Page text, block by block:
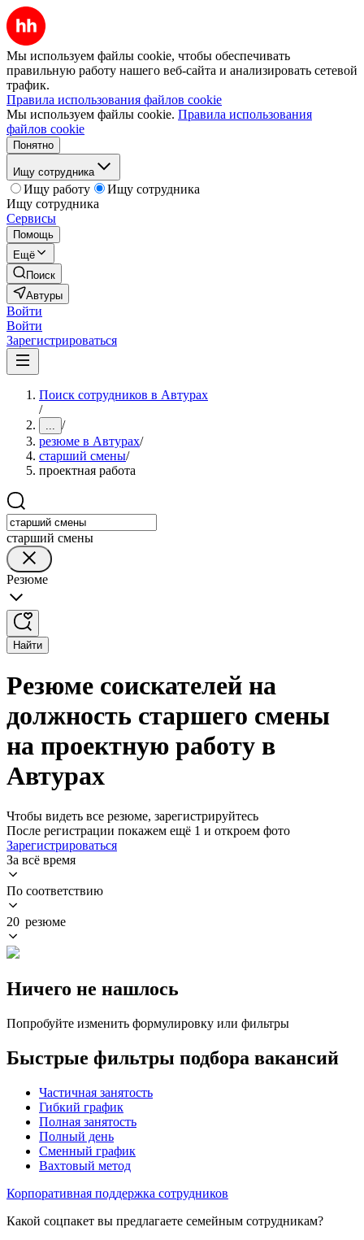
Мы используем файлы cookie, чтобы обеспечивать
правильную работу нашего веб-сайта и анализировать сетевой
трафик.
Правила использования файлов cookie
Мы используем файлы cookie. Правила использования
файлов cookie
Понятно
Ищу сотрудника
Ищу работу
Ищу сотрудника
Ищу сотрудника
Сервисы
Помощь
Ещё
Поиск
Автуры
Войти
Войти
Зарегистрироваться
Поиск сотрудников в Автурах
/
... /
резюме в Автурах/
старший смены/
проектная работа
старший смены
Резюме
Найти
Резюме соискателей на
должность старшего смены
на проектную работу в
Автурах
Чтобы видеть все резюме, зарегистрируйтесь
После регистрации покажем ещё 1 и откроем фото
Зарегистрироваться
За всё время
По соответствию
20 резюме
Ничего не нашлось
Попробуйте изменить формулировку или фильтры
Быстрые фильтры подбора вакансий
Частичная занятость
Гибкий график
Полная занятость
Полный день
Сменный график
Вахтовый метод
Корпоративная поддержка сотрудников
Какой соцпакет вы предлагаете семейным сотрудникам?